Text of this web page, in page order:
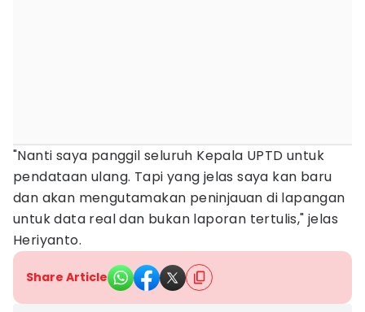
"Nanti saya panggil seluruh Kepala UPTD untuk
pendataan ulang. Tapi yang jelas saya kan baru
dan akan mengutamakan peninjauan di lapangan
untuk data real dan bukan laporan tertulis," jelas
Heriyanto.
Share Article